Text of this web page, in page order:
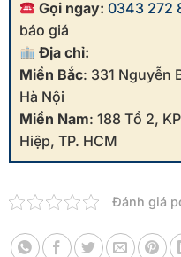
Gọi ngay: 0343 272
báo giá
Địa chỉ:
Miền Bắc: 331 Nguyễn
Hà Nội
Miền Nam: 188 Tổ 2,
Hiệp, TP. HCM
Đánh giá